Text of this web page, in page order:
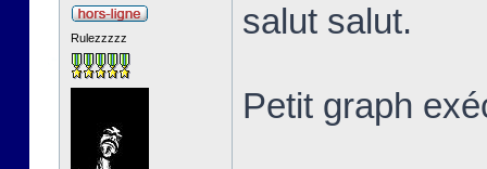
Rulezzzzz salut salut.
Petit graph